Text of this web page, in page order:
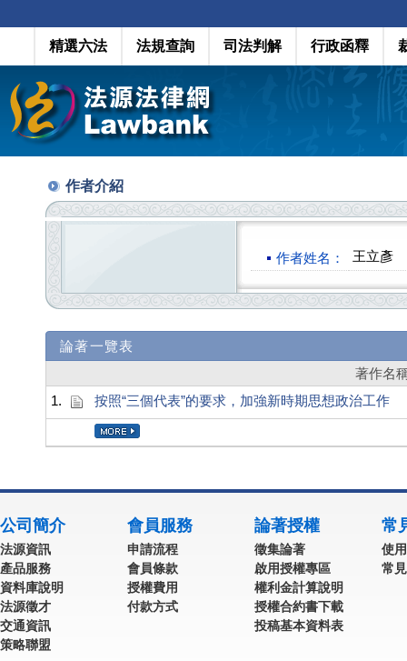
精選六法 法規查詢 司法判解 行政函釋
作者介紹
作者姓名： 王立彥
論著一覽表
著作名
1.
按照“三個代表”的要求，加強新時期思想政治工作
公司簡介
法源資訊
產品服務
資料庫說明
法源徵才
交通資訊
策略聯盟
會員服務
申請流程
會員條款
授權費用
付款方式
論著授權
徵集論著
啟用授權專區
權利金計算說明
授權合約書下載
投稿基本資料表
常
使
常